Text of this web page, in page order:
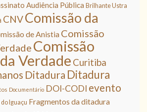
Audiência Pública Brilhante Ustra
CNVComissão da
de Anistia Comissão
Comissão
Verdade Curitiba
Ditadura Ditadura
Documentário DOI-CODI evento
do Iguaçu Fragmentos da ditadura